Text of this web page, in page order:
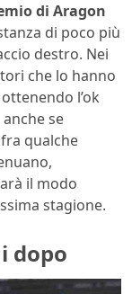
di Aragon
di poco più
destro. Nei
che lo hanno
l’ok
se
qualche
il modo
stagione.
dopo